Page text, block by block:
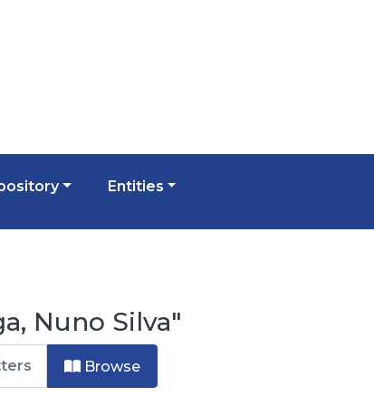
Entities
Nuno Silva"
Browse